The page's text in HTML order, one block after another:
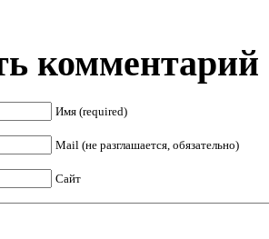
комментарий
Имя (required)
Mail (не разглашается, обязательно)
Сайт